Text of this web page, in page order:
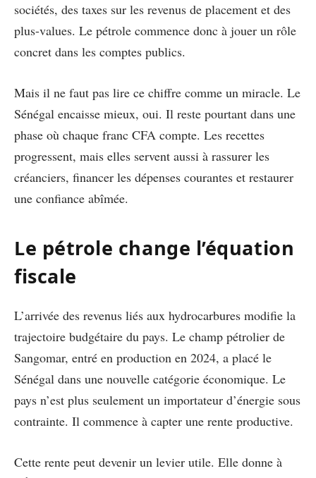
sociétés, des taxes sur les revenus de placement et des
plus-values. Le pétrole commence donc à jouer un rôle
concret dans les comptes publics.
Mais il ne faut pas lire ce chiffre comme un miracle. Le
Sénégal encaisse mieux, oui. Il reste pourtant dans une
phase où chaque franc CFA compte. Les recettes
progressent, mais elles servent aussi à rassurer les
créanciers, financer les dépenses courantes et restaurer
une confiance abîmée.
Le pétrole change l’équation
fiscale
L’arrivée des revenus liés aux hydrocarbures modifie la
trajectoire budgétaire du pays. Le champ pétrolier de
Sangomar, entré en production en 2024, a placé le
Sénégal dans une nouvelle catégorie économique. Le
pays n’est plus seulement un importateur d’énergie sous
contrainte. Il commence à capter une rente productive.
Cette rente peut devenir un levier utile. Elle donne à